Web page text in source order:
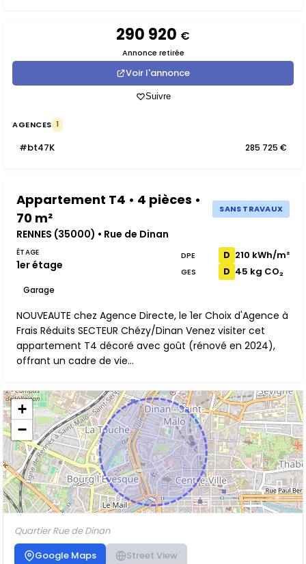
290 920 €
Annonce retirée
Voir l'annonce
Suivre
AGENCES 1
#bt47K 285 725 €
Appartement T4 • 4 pièces •
70 m²
SANS TRAVAUX
RENNES (35000) • Rue de Dinan
ÉTAGE
1er étage
Garage
DPE D 210 kWh/m²
GES D 45 kg CO₂
NOUVEAUTE chez Agence Directe, le 1er Choix d'Agence à
Frais Réduits SECTEUR Chézy/Dinan Venez visiter cet
appartement T4 décoré avec goût (rénové en 2024),
offrant un cadre de vie...
+
−
Quartier Rue de Dinan
Google Maps
Street View